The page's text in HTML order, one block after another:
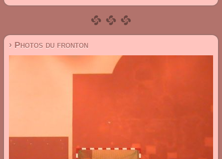
› Photos du fronton